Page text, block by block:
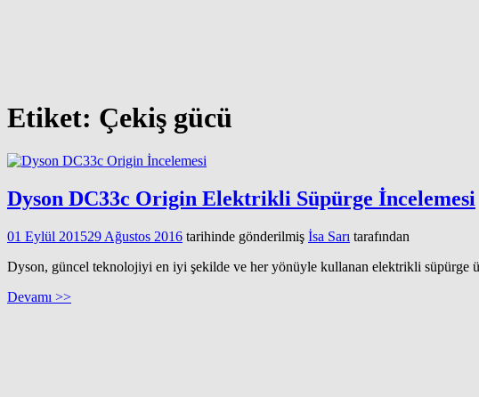
Etiket: Çekiş gücü
Dyson DC33c Origin Elektrikli Süpürge İncelemesi
01 Eylül 201529 Ağustos 2016 tarihinde gönderilmiş İsa Sarı tarafından
Dyson, güncel teknolojiyi en iyi şekilde ve her yönüyle kullanan elektrikli süpürge
Devamı >>